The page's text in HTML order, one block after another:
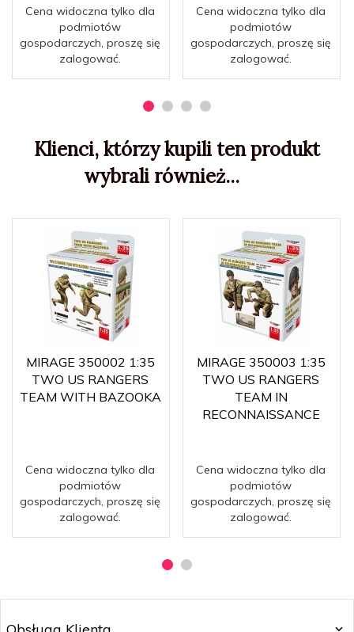
Cena widoczna tylko dla
podmiotów
gospodarczych, proszę się
zalogować.
Cena widoczna tylko dla
podmiotów
gospodarczych, proszę się
zalogować.
Klienci, którzy kupili ten produkt
wybrali również...
MIRAGE 350002 1:35
TWO US RANGERS
TEAM WITH BAZOOKA
Cena widoczna tylko dla
podmiotów
gospodarczych, proszę się
zalogować.
MIRAGE 350003 1:35
TWO US RANGERS
TEAM IN
RECONNAISSANCE
Cena widoczna tylko dla
podmiotów
gospodarczych, proszę się
zalogować.